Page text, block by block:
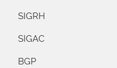
SIGRH
SIGAC
BGP